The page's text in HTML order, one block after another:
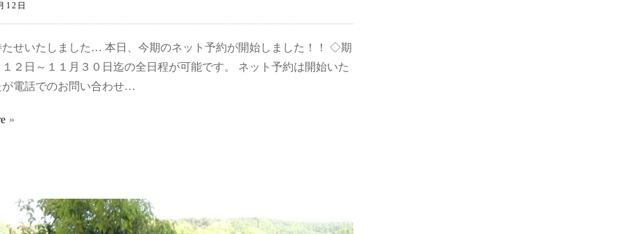
たせいたしました… 本日、今期のネット予約が開始しました！！ ◇期
２日～１１月３０日迄の全日程が可能です。 ネット予約は開始いた
が電話でのお問い合わせ…